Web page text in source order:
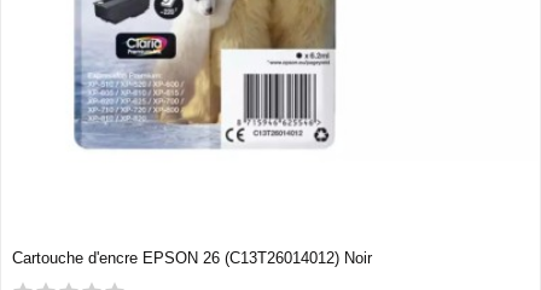
Cartouche d'encre EPSON 26 (C13T26014012) Noir